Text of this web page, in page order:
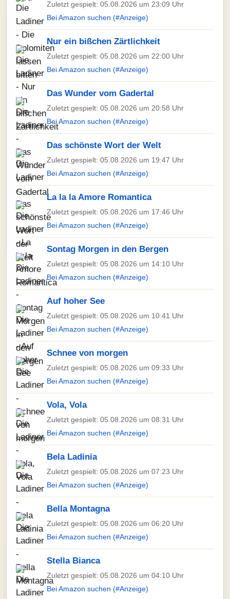
Zuletzt gespielt: 05.08.2026 um 23:09 Uhr
Bei Amazon suchen (#Anzeige)
Nur ein bißchen Zärtlichkeit
Zuletzt gespielt: 05.08.2026 um 22:00 Uhr
Bei Amazon suchen (#Anzeige)
Das Wunder vom Gadertal
Zuletzt gespielt: 05.08.2026 um 20:58 Uhr
Bei Amazon suchen (#Anzeige)
Das schönste Wort der Welt
Zuletzt gespielt: 05.08.2026 um 19:47 Uhr
Bei Amazon suchen (#Anzeige)
La la la Amore Romantica
Zuletzt gespielt: 05.08.2026 um 17:46 Uhr
Bei Amazon suchen (#Anzeige)
Sontag Morgen in den Bergen
Zuletzt gespielt: 05.08.2026 um 14:10 Uhr
Bei Amazon suchen (#Anzeige)
Auf hoher See
Zuletzt gespielt: 05.08.2026 um 10:41 Uhr
Bei Amazon suchen (#Anzeige)
Schnee von morgen
Zuletzt gespielt: 05.08.2026 um 09:33 Uhr
Bei Amazon suchen (#Anzeige)
Vola, Vola
Zuletzt gespielt: 05.08.2026 um 08:31 Uhr
Bei Amazon suchen (#Anzeige)
Bela Ladinia
Zuletzt gespielt: 05.08.2026 um 07:23 Uhr
Bei Amazon suchen (#Anzeige)
Bella Montagna
Zuletzt gespielt: 05.08.2026 um 06:20 Uhr
Bei Amazon suchen (#Anzeige)
Stella Bianca
Zuletzt gespielt: 05.08.2026 um 04:10 Uhr
Bei Amazon suchen (#Anzeige)